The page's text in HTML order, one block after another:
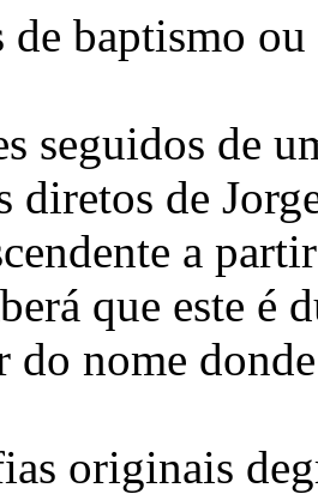
de baptismo
seguidos de
diretos de
a
que este é
do nome
originais